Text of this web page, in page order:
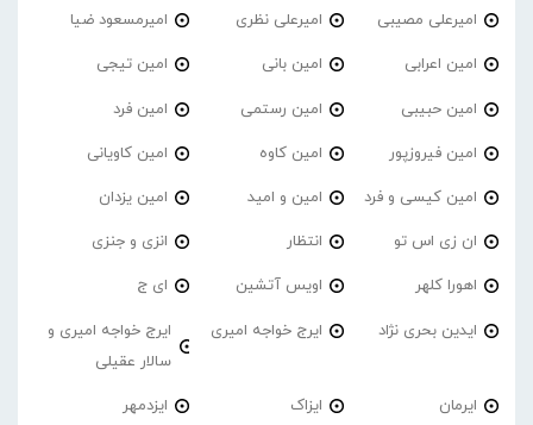
امیرعلی مصیبی امیرعلی نظری امیرمسعود ضیا
امین اعرابی امین بانی امین تیجی
امین حبیبی امین رستمی امین فرد
امین فیروزپور امین کاوه امین کاویانی
امین کیسی و فرد امین و امید امین یزدان
ان زی اس تو انتظار انزی و جنزی
اهورا کلهر اویس آتشین ای ج
ایدین بحری نژاد ایرج خواجه امیری
ایرج خواجه امیری و
سالار عقیلی
ایرمان ایزاک ایزدمهر